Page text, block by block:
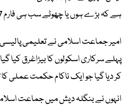
ہے کہ بڑے ہوں یا چھوٹے سب ہی فارم 47 والے ہیں۔
امیر جماعت اسلامی نے تعلیمی
پہلے سرکاری اسکولوں کا بیڑاغرق کیا
کر دیا گیا جو ایک ناکام حکمت عملی
انہوں نے بنگلہ دیش میں جماعت